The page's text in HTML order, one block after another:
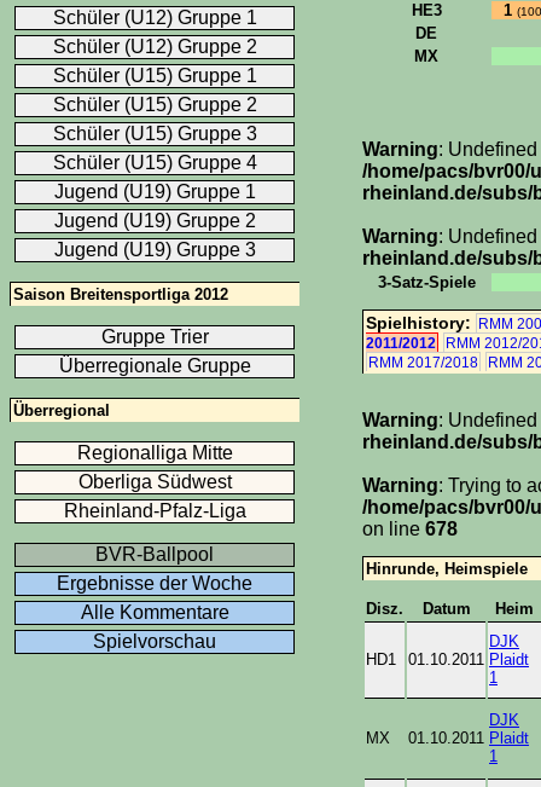
HE3
1
DE
MX
Warning:
/home/pacs/bvr00/
rheinland.de/
Warning:
rheinland.de/
3-Satz-Spiele
Spielhistory:
RMM
2011/2012
RMM 2012/
RMM 2017/2018
RMM
Warning:
rheinland.de/subs/
Warning: Trying to
/home/pacs/bvr00/
on line 678
Hinrunde, Heimspiele
Disz. Datum Heim
HD1 01.10.2011
DJK
Plaidt
1
MX 01.10.2011
DJK
Plaidt
1
Schüler (U12) Gruppe 1
Schüler (U12) Gruppe 2
Schüler (U15) Gruppe 1
Schüler (U15) Gruppe 2
Schüler (U15) Gruppe 3
Schüler (U15) Gruppe 4
Jugend (U19) Gruppe 1
Jugend (U19) Gruppe 2
Jugend (U19) Gruppe 3
Saison Breitensportliga 2012
Gruppe Trier
Überregionale Gruppe
Überregional
Regionalliga Mitte
Oberliga Südwest
Rheinland-Pfalz-Liga
BVR-Ballpool
Ergebnisse der Woche
Alle Kommentare
Spielvorschau